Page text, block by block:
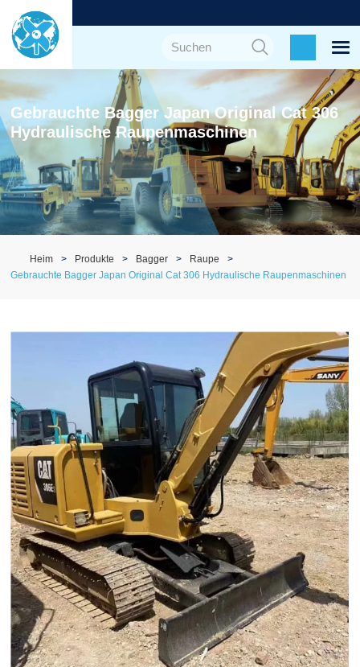
Gebrauchte Bagger Japan Original Cat 306
Hydraulische Raupenmaschinen
Heim Produkte Bagger
Raupe
Gebrauchte Bagger Japan Original Cat 306 Hydraulische Raupenmaschinen